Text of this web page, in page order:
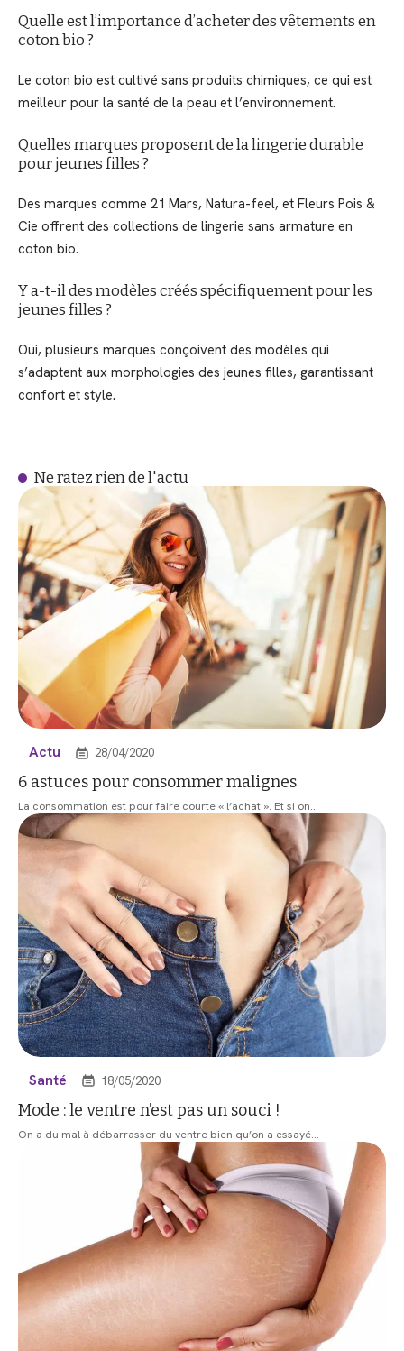
Quelle est l’importance d’acheter des vêtements en
coton bio ?
Le coton bio est cultivé sans produits chimiques, ce qui est
meilleur pour la santé de la peau et l’environnement.
Quelles marques proposent de la lingerie durable
pour jeunes filles ?
Des marques comme 21 Mars, Natura-feel, et Fleurs Pois &
Cie offrent des collections de lingerie sans armature en
coton bio.
Y a-t-il des modèles créés spécifiquement pour les
jeunes filles ?
Oui, plusieurs marques conçoivent des modèles qui
s’adaptent aux morphologies des jeunes filles, garantissant
confort et style.
Ne ratez rien de l'actu
Actu 28/04/2020
6 astuces pour consommer malignes
La consommation est pour faire courte « l’achat ». Et si on…
Santé 18/05/2020
Mode : le ventre n’est pas un souci !
On a du mal à débarrasser du ventre bien qu’on a essayé…